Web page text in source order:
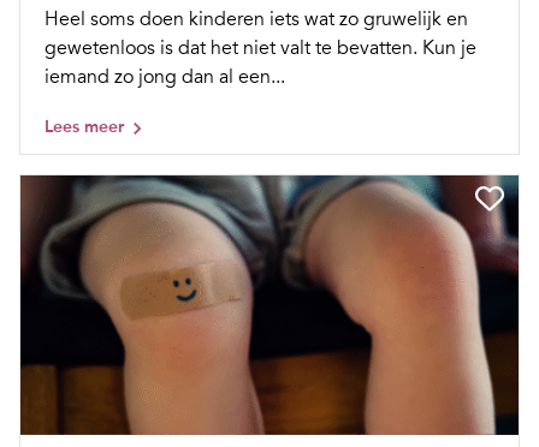
Heel soms doen kinderen iets wat zo gruwelijk en
gewetenloos is dat het niet valt te bevatten. Kun je
iemand zo jong dan al een...
Lees meer